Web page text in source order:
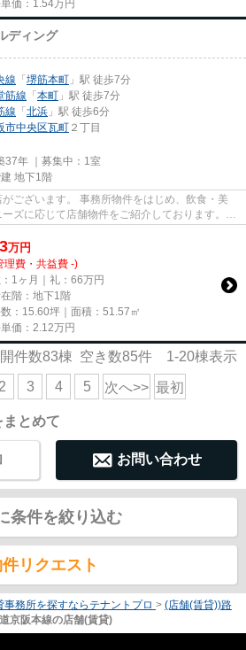
価： 1.54万円
ディング
線 「堺筋本町 」駅 徒歩7分
筋線 「本町 」駅 徒歩7分
線 「北浜 」駅 徒歩6分
市中央区瓦町 ２丁目
37年 ｜募集中： 1室
地下1階
ございます。 事務所物件をはじめ、飲食・美
ズに応じて店舗物件をご紹介しております。
...
万円
理費・共益費 -)
1ヶ月｜礼：66万円
階：地下1階
：15.60坪｜面積：51.57㎡
価： 2.12万円
件数83棟 空き数85件 1-20棟表示
2 3 4 5 次へ>> 最初
とめて
お問い合わせ
条件を絞り込む
リクエスト
事務所を探すならテナントプロ > (店舗(賃貸))路
京阪本線の店舗(賃貸)